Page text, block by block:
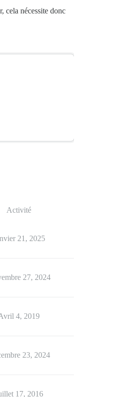
cela nécessite donc
Activité
21, 2025
27, 2024
4, 2019
23, 2024
17, 2016